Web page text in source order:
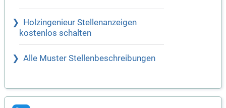
Holzingenieur Stellenanzeigen
kostenlos schalten
Alle Muster Stellenbeschreibungen